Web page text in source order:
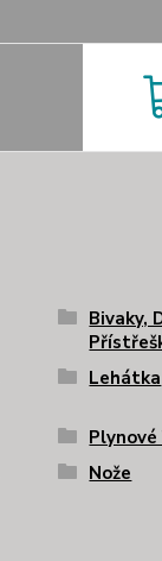
Bivaky,
Lehátka
Plynové
Nože